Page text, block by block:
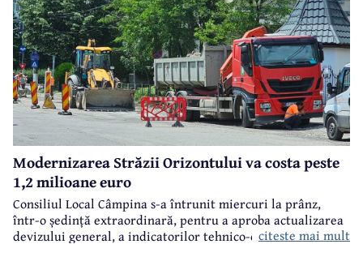
Modernizarea Străzii Orizontului va costa peste
1,2 milioane euro
Consiliul Local Câmpina s-a întrunit miercuri la prânz,
într-o ședință extraordinară, pentru a aproba actualizarea
devizului general, a indicatorilor tehnico-economici și a
citeste mai mult